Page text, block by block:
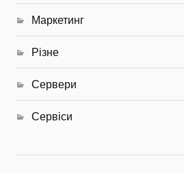
Маркетинг
Різне
Сервери
Сервіси